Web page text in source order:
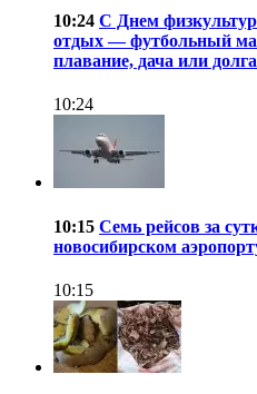
10:24 С Днем
отдых — футбольный
плавание, дача или
10:24
10:15 Семь рейсов за
новосибирском
10:15